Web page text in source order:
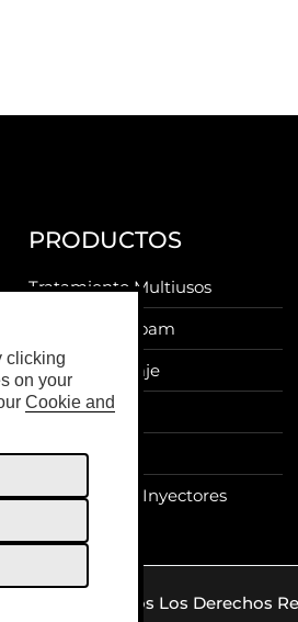
clicking
on your
Cookie and
PRODUCTOS
Tratamiento Multiusos
Aerosol Sea Foam
Alto Kilometraje
Trans Tune
Deep Creep
Limpiador de Inyectores
Inc. Todos Los Derechos